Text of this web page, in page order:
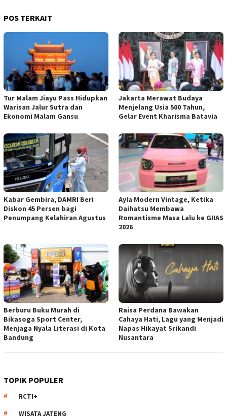
POS TERKAIT
Tur Malam Jiayu Pass Hidupkan
Warisan Jalur Sutra dan
Ekonomi Malam Gansu
Jakarta Merawat Budaya
Menjelang Usia 500 Tahun,
Gelar Event Kharisma Batavia
Kabar Gembira, DAMRI Beri
Diskon 45 Persen bagi
Penumpang Kelahiran Agustus
Ayla Modern Vintage, Ketika
Daihatsu Membawa
Romantisme Masa Lalu ke GIIAS
2026
Berburu Buku Murah di
Bikasoga Sport Center,
Menjaga Nyala Literasi di Kota
Bandung
Raisa Perdana Bawakan
Cahaya Hati, Lagu yang Menjadi
Napas Hikayat Srikandi
Nusantara
TOPIK POPULER
RCTI+
WISATA JATENG